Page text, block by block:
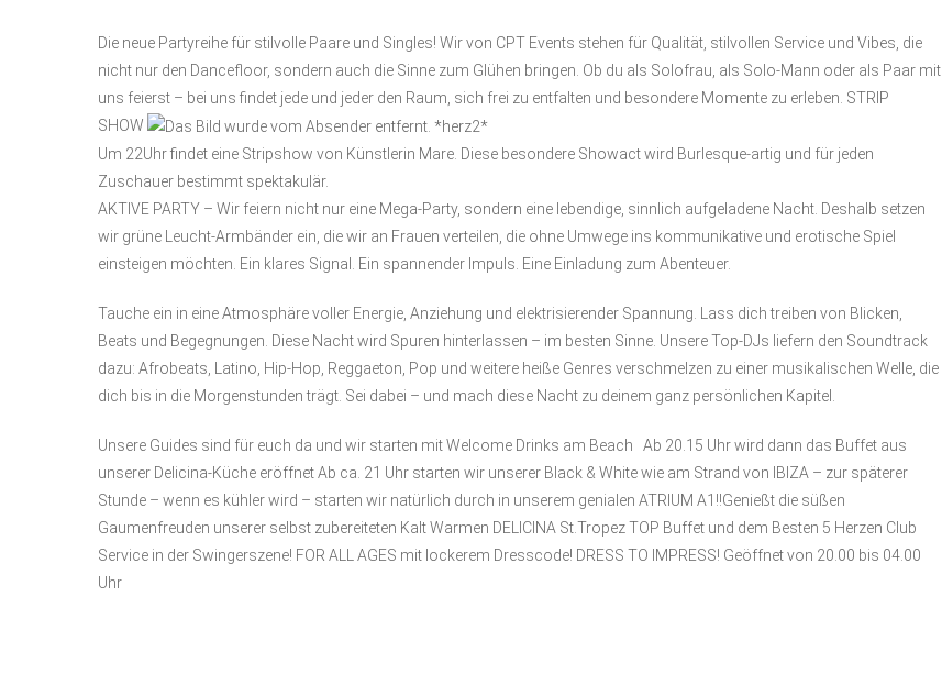
Die neue Partyreihe für stilvolle Paare und Singles! Wir von CPT Events stehen für Qualität, stilvollen Service und Vibes, die
nicht nur den Dancefloor, sondern auch die Sinne zum Glühen bringen. Ob du als Solofrau, als Solo-Mann oder als Paar mit
uns feierst – bei uns findet jede und jeder den Raum, sich frei zu entfalten und besondere Momente zu erleben. STRIP
SHOW
Um 22Uhrfindet eine Stripshow von Künstlerin Mare. Diese besondere Showact wird Burlesque-artig und für jeden
Zuschauer bestimmt spektakulär.
AKTIVE PARTY – Wir feiern nicht nur eine Mega-Party, sondern eine lebendige, sinnlich aufgeladene Nacht. Deshalb setzen
wir grüne Leucht-Armbänder ein, die wir an Frauen verteilen, die ohne Umwege ins kommunikative und erotische Spiel
einsteigen möchten. Ein klares Signal. Ein spannender Impuls. Eine Einladung zum Abenteuer.
Tauche ein in eine Atmosphäre voller Energie, Anziehung und elektrisierender Spannung. Lass dich treiben von Blicken,
Beats und Begegnungen. Diese Nacht wird Spuren hinterlassen – im besten Sinne. Unsere Top-DJs liefern den Soundtrack
dazu: Afrobeats, Latino, Hip-Hop, Reggaeton, Pop und weitere heiße Genres verschmelzen zu einer musikalischen Welle, die
dich bis in die Morgenstunden trägt. Sei dabei – und mach diese Nacht zu deinem ganz persönlichen Kapitel.
Unsere Guides sind für euch da und wir starten mit Welcome Drinks am Beach Ab 20.15 Uhrwird dann das Buffet aus
unserer Delicina-Küche eröffnet Ab ca. 21 Uhr starten wir unserer Black & White wie am Strand von IBIZA – zur späterer
Stunde – wenn es kühler wird – starten wir natürlich durch in unserem genialen ATRIUM A1!!Genießt die süßen
Gaumenfreuden unserer selbst zubereiteten Kalt Warmen DELICINA St.Tropez TOP Buffet und dem Besten 5 Herzen Club
Service in der Swingerszene! FOR ALL AGES mit lockerem Dresscode! DRESS TO IMPRESS! Geöffnet von 20.00 bis 04.00
Uhr